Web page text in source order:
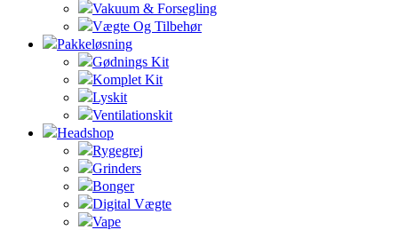
Vakuum & Forsegling
Vægte Og Tilbehør
Pakkeløsning
Gødnings Kit
Komplet Kit
Lyskit
Ventilationskit
Headshop
Rygegrej
Grinders
Bonger
Digital Vægte
Vape